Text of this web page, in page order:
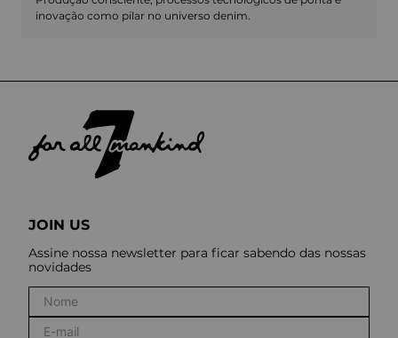
inovação como pilar no universo denim.
JOIN US
Assine nossa newsletter para ficar sabendo das nossas
novidades